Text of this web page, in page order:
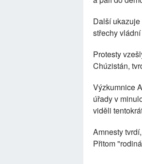
Další
střechy
Protesty
Chúzistán,
Výzkumnice
úřady v
viděli
Amnesty
Přitom